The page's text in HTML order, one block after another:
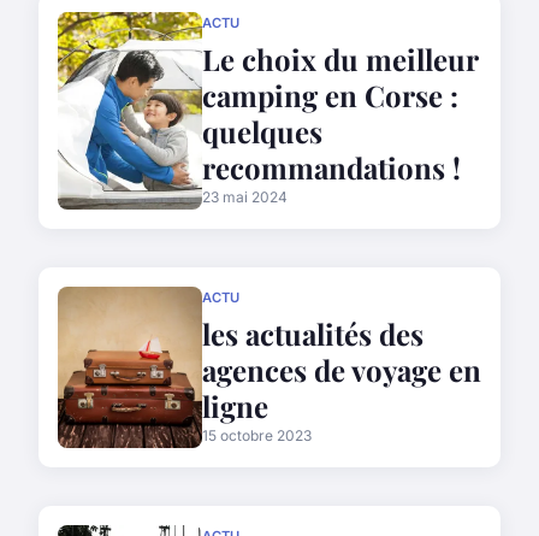
ACTU
Le choix du meilleur
camping en Corse :
quelques
recommandations !
23 mai 2024
ACTU
les actualités des
agences de voyage en
ligne
15 octobre 2023